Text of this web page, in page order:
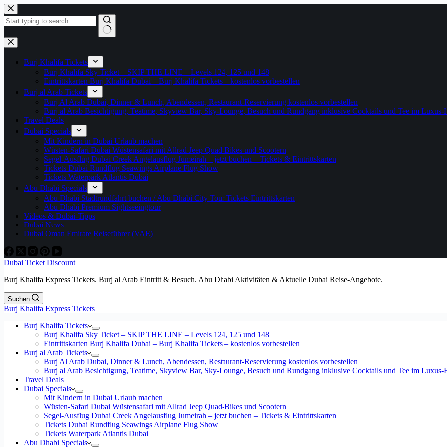
Zum
Inhalt
springen
Keine
Ergebnisse
Burj Khalifa Tickets
Burj Khalifa Sky Ticket – SKIP THE LINE – Levels 124, 125 und 148
Eintrittskarten Burj Khalifa Dubai – Burj Khalifa Tickets – kostenlos vorbestellen
Burj al Arab Tickets
Burj Al Arab Dubai, Dinner & Lunch, Abendessen, Restaurant-Reservierung kostenlos vorbestellen
Burj al Arab Besichtigung, Teatime, Skyview Bar, Sky-Lounge, Besuch und Rundgang inklusive Cocktails und Tee im Luxus-
Travel Deals
Dubai Specials
Mit Kindern in Dubai Urlaub machen
Wüsten-Safari Dubai Wüstensafari mit Allrad Jeep Quad-Bikes und Scootern
Segel-Ausflug Dubai Creek Angelausflug Jumeirah – jetzt buchen – Tickets & Eintrittskarten
Tickets Dubai Rundflug Seawings Airplane Flug Show
Tickets Waterpark Atlantis Dubai
Abu Dhabi Specials
Abu Dhabi Stadtrundfahrt buchen / Abu Dhabi City Tour Tickets Eintrittskarten
Abu Dhabi Premium Sightseeingtour
Videos & Dubai-Tipps
Dubai News
Dubai Oman Emirate Reiseführer (VAE)
Dubai Ticket Discount
Burj Khalifa Express Tickets. Burj al Arab Eintritt & Besuch. Abu Dhabi Aktivitäten & Aktuelle Dubai Reise-Angebote.
Suchen
Burj Khalifa Express Tickets
Burj Khalifa Tickets
Burj Khalifa Sky Ticket – SKIP THE LINE – Levels 124, 125 und 148
Eintrittskarten Burj Khalifa Dubai – Burj Khalifa Tickets – kostenlos vorbestellen
Burj al Arab Tickets
Burj Al Arab Dubai, Dinner & Lunch, Abendessen, Restaurant-Reservierung kostenlos vorbestellen
Burj al Arab Besichtigung, Teatime, Skyview Bar, Sky-Lounge, Besuch und Rundgang inklusive Cocktails und Tee im Luxus-
Travel Deals
Dubai Specials
Mit Kindern in Dubai Urlaub machen
Wüsten-Safari Dubai Wüstensafari mit Allrad Jeep Quad-Bikes und Scootern
Segel-Ausflug Dubai Creek Angelausflug Jumeirah – jetzt buchen – Tickets & Eintrittskarten
Tickets Dubai Rundflug Seawings Airplane Flug Show
Tickets Waterpark Atlantis Dubai
Abu Dhabi Specials